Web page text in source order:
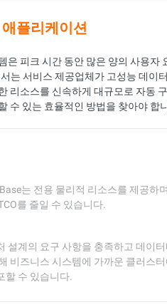
플리케이션
은 피크 시간 동안 많은 양의 사용자
는 서비스 제공업체가 고성능 데이
리소스를 신속하게 대규모로 자동
수 있는 효율적인 방법을 찾아야 합
는 전용 물리적 리소스를 제공하
를 줄일 수 있습니다.
설계의 요구 사항을 충족하고 데이
비즈니스 시스템에 가까운 클러스
할 수 있습니다.